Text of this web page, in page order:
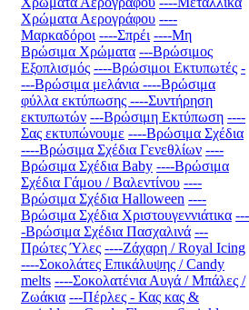
Χρώματα Αερογράφου ----
Μαρκαδόροι ----Σπρέι ----Μη
Βρώσιμα Χρώματα ---Βρώσιμος
Εξοπλισμός ----Βρώσιμοι Εκτυπωτές -
---Βρώσιμα μελάνια ----Βρώσιμα
φύλλα εκτύπωσης ----Συντήρηση
εκτυπωτών ---Βρώσιμη Εκτύπωση ----
Σας εκτυπώνουμε ----Βρώσιμα Σχέδια
----Βρώσιμα Σχέδια Γενεθλίων ----
Βρώσιμα Σχέδια Baby ----Βρώσιμα
Σχέδια Γάμου / Βαλεντίνου ----
Βρώσιμα Σχέδια Halloween ----
Βρώσιμα Σχέδια Χριστουγεννιάτικα ---
-Βρώσιμα Σχέδια Πασχαλινά ---
Πρώτες Ύλες ----Ζάχαρη / Royal Icing
----Σοκολάτες Επικάλυψης / Candy
melts ----Σοκολατένια Αυγά / Μπάλες /
Ζωάκια ---Πέρλες - Κας κας &